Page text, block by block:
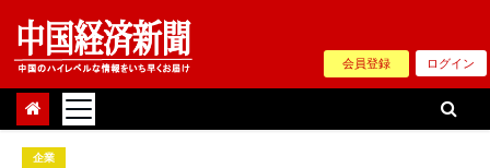
Skip
content
会員登録 ログイン
企業